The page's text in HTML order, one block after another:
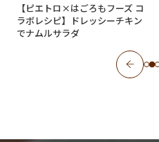
【ピエトロ×はごろもフーズ コ
ラボレシピ】ドレッシーチキン
でナムルサラダ